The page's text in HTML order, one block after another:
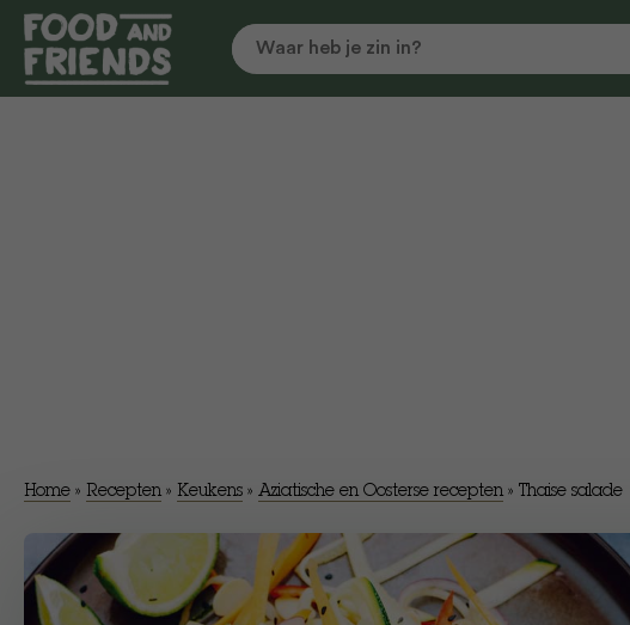
Home » Recepten » Keukens » Aziatische en Oosterse recepten » ​Thaise salade